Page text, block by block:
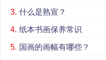
3. 什么是熟宣？
4. 纸本书画保养常识
5. 国画的画幅有哪些？